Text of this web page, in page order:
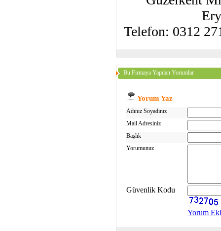
Telefon: 0312
Bu Firmaya Yapılan Yorumlar
Yorum Yaz
Adınız Soyadınız
Mail Adresiniz
Başlık
Yorumunuz
Güvenlik Kodu
Yorum